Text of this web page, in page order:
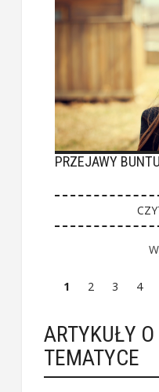
PRZEJAWY
1 2 3 4
ARTYKUŁY
TEMATYCE